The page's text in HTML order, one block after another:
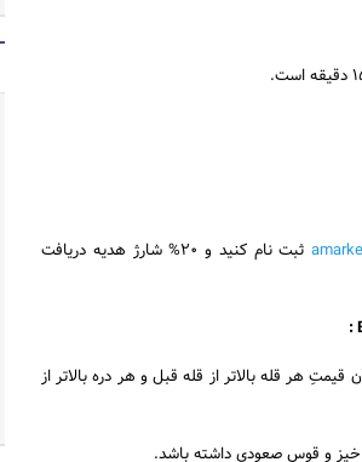
ثبت نام کنید و 20% شارژ هدیه دریافت
باشد یعنی در آن قیمتِ هر قله بالاتر از قله قبل و هر دره بالاتر از